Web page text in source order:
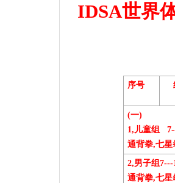
IDSA世界
序号
(一)
1,儿童组
通背拳,七星
2,男子组7---
通背拳,